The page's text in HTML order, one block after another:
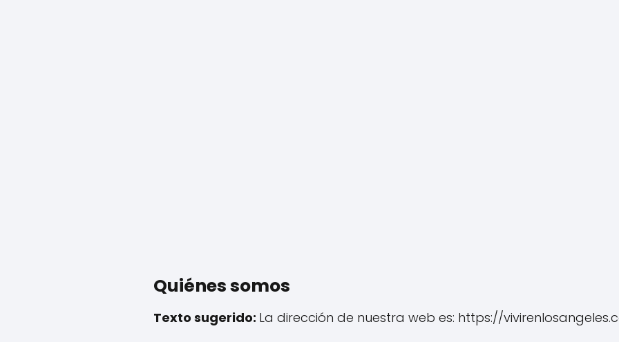
Quiénes somos
Texto sugerido: La dirección de nuestra web es: https://